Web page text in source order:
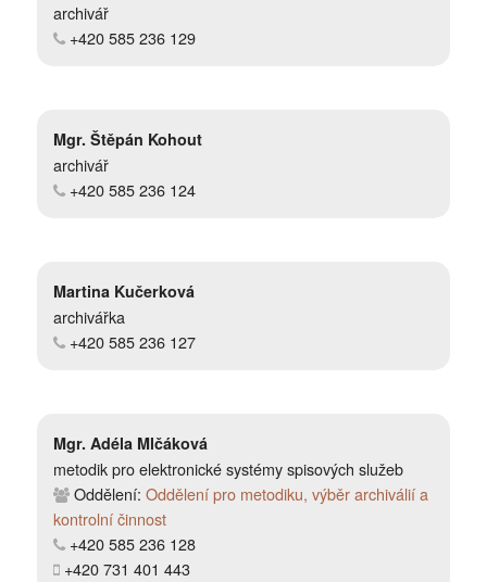
archivář
+420 585 236 129
Mgr. Štěpán Kohout
archivář
+420 585 236 124
Martina Kučerková
archivářka
+420 585 236 127
Mgr. Adéla Mlčáková
metodik pro elektronické systémy spisových služeb
Oddělení: Oddělení pro metodiku, výběr archiválií a
kontrolní činnost
+420 585 236 128
+420 731 401 443